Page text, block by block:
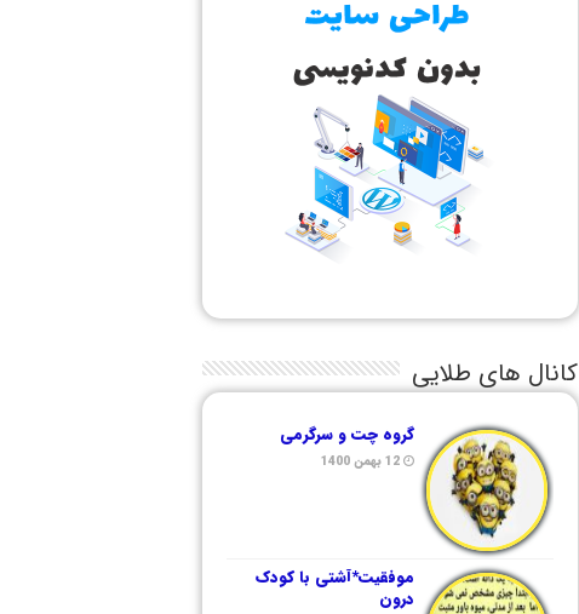
کانال های طلایی
گروه چت و سرگرمی
12 بهمن 1400
موفقیت*آشتی با کودک
درون